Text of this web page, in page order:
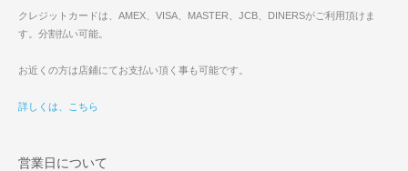
クレジットカードは、AMEX、VISA、MASTER、JCB、DINERSがご利用頂けま
す。分割払い可能。
お近くの方は店鋪にてお支払い頂く事も可能です。
詳しくは、こちら
営業日について